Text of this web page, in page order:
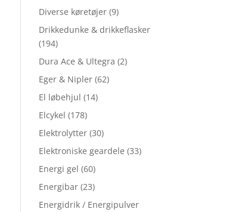
Diverse køretøjer (9)
Drikkedunke & drikkeflasker
(194)
Dura Ace & Ultegra (2)
Eger & Nipler (62)
El løbehjul (14)
Elcykel (178)
Elektrolytter (30)
Elektroniske geardele (33)
Energi gel (60)
Energibar (23)
Energidrik / Energipulver